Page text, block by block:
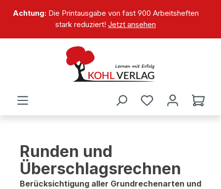
springen
Achtung:Die Printausgabe von fast 900 Arbeitsheften
stark reduziert! Jetzt ansehen
Runden und
Überschlagsrechnen
Berücksichtigung aller Grundrechenarten und